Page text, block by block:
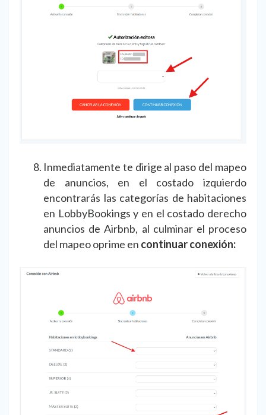
Inmediatamente te dirige al paso del mapeo
de anuncios, en el costado izquierdo
encontrarás las categorías de habitaciones
en LobbyBookings y en el costado derecho
anuncios de Airbnb, al culminar el proceso
del mapeo oprime en continuar conexión: